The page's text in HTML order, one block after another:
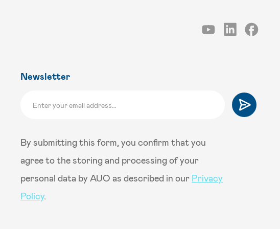
Newsletter
By submitting this form, you confirm that you
agree to the storing and processing of your
personal data by AUO as described in our Privacy
Policy.